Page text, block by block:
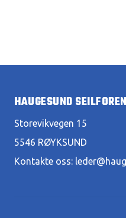
HAUGESUND
Storevikvegen 15
5546 RØYKSUND
Kontakte oss: